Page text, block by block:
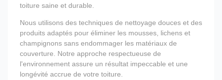
toiture saine et durable.
Nous utilisons des techniques de nettoyage douces et des
produits adaptés pour éliminer les mousses, lichens et
champignons sans endommager les matériaux de
couverture. Notre approche respectueuse de
l'environnement assure un résultat impeccable et une
longévité accrue de votre toiture.